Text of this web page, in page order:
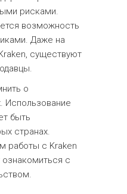
рисками.
возможность
Даже на
существуют
о
Использование
быть
странах.
работы с Kraken
с